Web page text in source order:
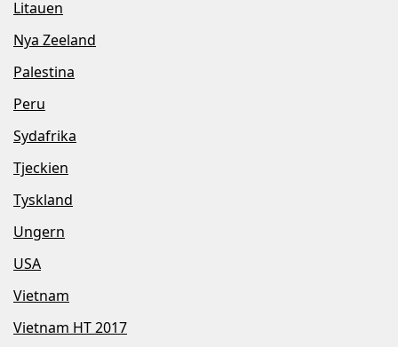
Litauen
Nya Zeeland
Palestina
Peru
Sydafrika
Tjeckien
Tyskland
Ungern
USA
Vietnam
Vietnam HT 2017